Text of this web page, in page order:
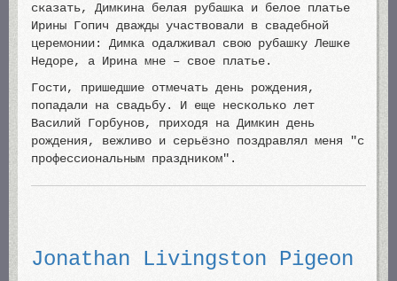
сказать, Димкина белая рубашка и белое платье
Ирины Гопич дважды участвовали в свадебной
церемонии: Димка одалживал свою рубашку Лешке
Недоре, а Ирина мне – свое платье.
Гости, пришедшие отмечать день рождения,
попадали на свадьбу. И еще несколько лет
Василий Горбунов, приходя на Димкин день
рождения, вежливо и серьёзно поздравлял меня "с
профессиональным праздником".
Jonathan Livingston Pigeon